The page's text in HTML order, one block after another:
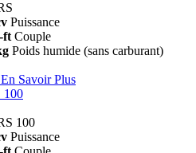
Puissance
ft Couple
Poids humide (sans carburant)
En Savoir Plus
100
100
Puissance